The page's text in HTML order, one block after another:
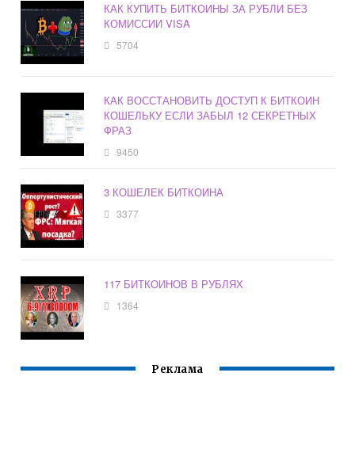
КАК КУПИТЬ БИТКОИНЫ ЗА РУБЛИ БЕЗ
КОМИССИИ VISA
5704
КАК ВОССТАНОВИТЬ ДОСТУП К БИТКОИН
КОШЕЛЬКУ ЕСЛИ ЗАБЫЛ 12 СЕКРЕТНЫХ
ФРАЗ
9450
3 КОШЕЛЕК БИТКОИНА
3377
117 БИТКОИНОВ В РУБЛЯХ
1364
Реклама